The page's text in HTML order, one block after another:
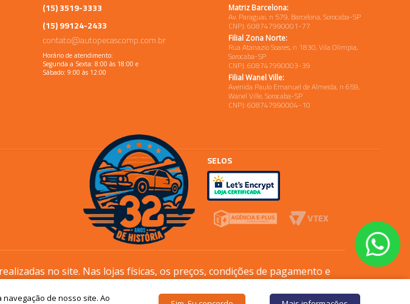
(15) 3519-3333
(15) 99124-2433
contato@autopecascomp.com.br
Horário de atendimento:
Segunda a Sexta: 8:00 às 18:00 e
Sábado: 9:00 às 12:00
Matriz Barcelona:
Av. Paraguai, n 579, Barcelona, Sorocaba-SP
CNPJ: 608747990001-77
Filial Zona Norte:
Rua Atanazio Soares, n 1830, Vila Olimpia,
Sorocaba-SP
CNPJ: 608747990003-39
Filial Wanel Ville:
Avenida Paulo Emanuel de Almeida, n 659,
Wanel Ville, Sorocaba-SP
CNPJ: 608747990004-10
SELOS
no site. Nas lojas físicas, os preços, condições de pagamento e
de nosso site. Ao